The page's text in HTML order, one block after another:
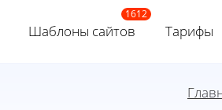
Шаблоны сайтов Тарифы